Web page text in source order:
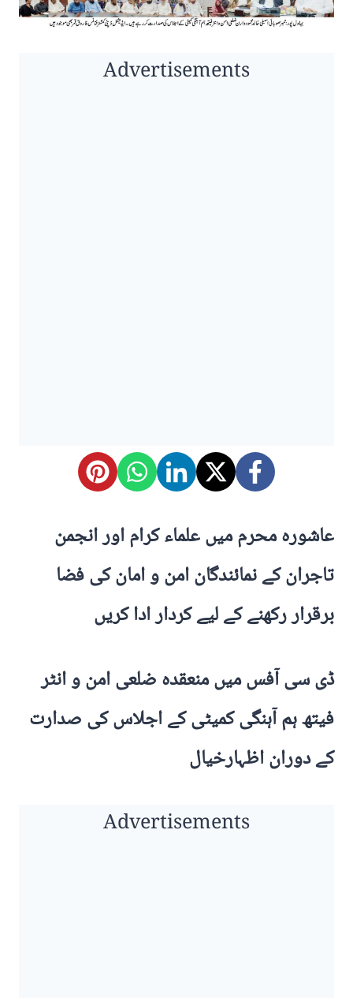
Advertisements
عاشورہ محرم میں علماء کرام اور انجمن
تاجران کے نمائندگان امن و امان کی فضا
برقرار رکھنے کے لیے کردار ادا کریں
ڈی سی آفس میں منعقدہ ضلعی امن و انٹر
فیتھ ہم آہنگی کمیٹی کے اجلاس کی صدارت
کے دوران اظہارخیال
Advertisements